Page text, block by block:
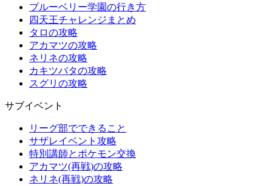
ブルーベリー学園の行き方
四天王チャレンジまとめ
タロの攻略
アカマツの攻略
ネリネの攻略
カキツバタの攻略
スグリの攻略
サブイベント
リーグ部でできること
サザレイベント攻略
特別講師とポケモン交換
アカマツ(再戦)の攻略
ネリネ(再戦)の攻略